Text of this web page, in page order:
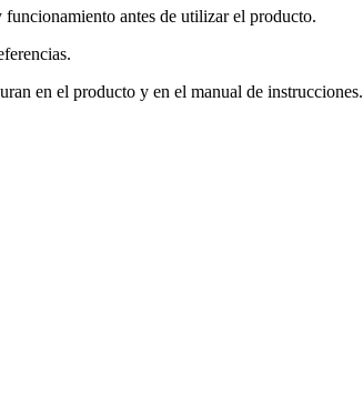
antes de utilizar el producto.
en el producto y en el manual de instrucciones.